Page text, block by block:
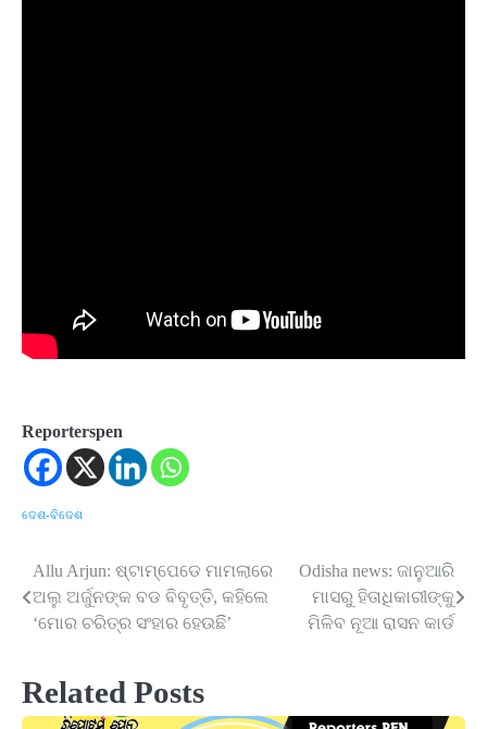
Reporterspen
ଦେଶ-ବିଦେଶ
Post
navigation
Allu Arjun: ଷ୍ଟାମ୍ପେଡେ ମାମଲାରେ
ଅଲୁ ଅର୍ଜୁନଙ୍କ ବଡ ବିବୃତ୍ତି, କହିଲେ
‘ମୋର ଚରିତ୍ର ସଂହାର ହେଉଛିି’
Odisha news: ଜାନୁଆରି
ମାସରୁ ହିତାଧିକାରୀଙ୍କୁ
ମିଳିବ ନୂଆ ରାସନ କାର୍ଡ
Related Posts